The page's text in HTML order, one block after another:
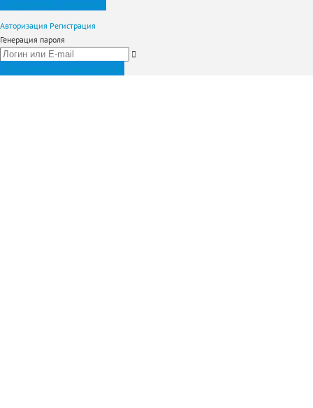
Авторизация Регистрация
Генерация пароля